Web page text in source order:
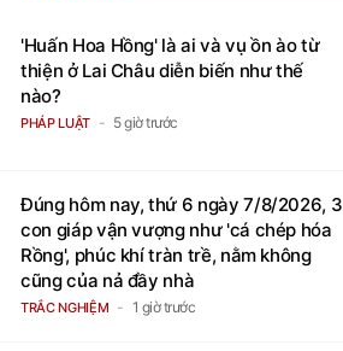
'Huấn Hoa Hồng' là ai và vụ ồn ào từ
thiện ở Lai Châu diễn biến như thế
nào?
PHÁP LUẬT 5 giờ trước
Đúng hôm nay, thứ 6 ngày 7/8/2026, 3
con giáp vận vượng như 'cá chép hóa
Rồng', phúc khí tràn trề, nằm không
cũng của nả đầy nhà
TRẮC NGHIỆM 1 giờ trước